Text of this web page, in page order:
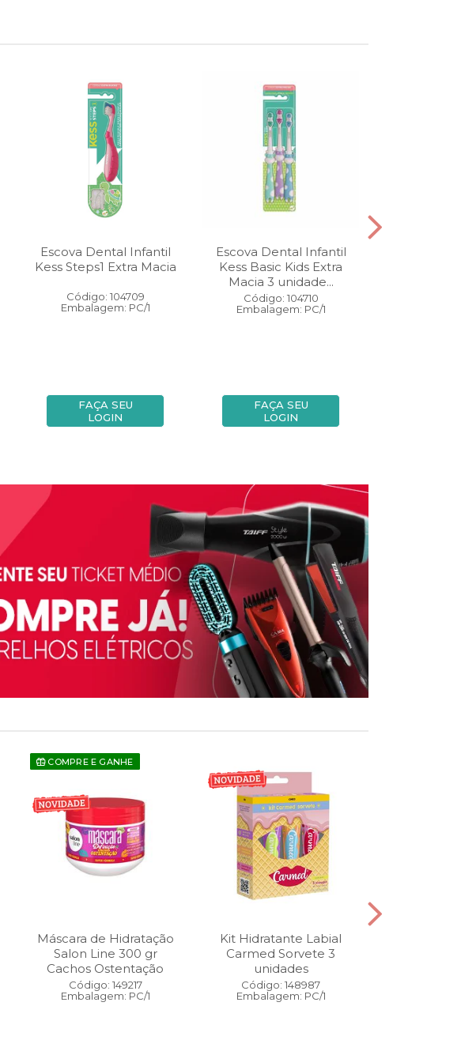
Escova Dental Infantil
Kess Steps1 Extra Macia
Código: 104709
Embalagem: PC/1
FAÇA SEU
LOGIN
Escova Dental Infantil
Kess Basic Kids Extra
Macia 3 unidade...
Código: 104710
Embalagem: PC/1
FAÇA SEU
LOGIN
COMPRE E GANHE
Máscara de Hidratação
Salon Line 300 gr
Cachos Ostentação
Código: 149217
Embalagem: PC/1
Kit Hidratante Labial
Carmed Sorvete 3
unidades
Código: 148987
Embalagem: PC/1